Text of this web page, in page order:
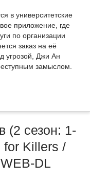
в университетские
приложение, где
по организации
заказ на её
угрозой, Джи Ан
замыслом.
(2 сезон: 1-
for Killers /
DL